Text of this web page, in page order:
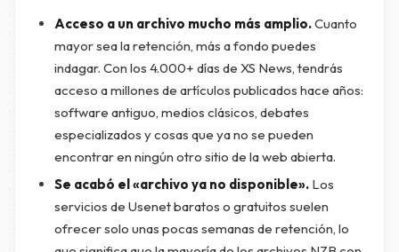
Acceso a un archivo mucho más amplio.Cuanto
mayor sea la retención, más a fondo puedes
indagar. Con los 4.000+ días de XS News, tendrás
acceso a millones de artículos publicados hace años:
software antiguo, medios clásicos, debates
especializados y cosas que ya no se pueden
encontrar en ningún otro sitio de la web abierta.
Se acabó el «archivo ya no disponible». Los
servicios de Usenet baratos o gratuitos suelen
ofrecer solo unas pocas semanas de retención, lo